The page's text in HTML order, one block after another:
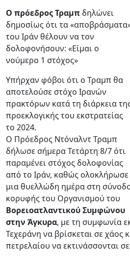
Ο πρόεδρος Τραμπδηλώνει
δημοσίως ότι τα
του Ιράν θέλουν να τον
δολοφονήσουν: «Είμαι ο
νούμερο 1 στόχος»
Υπήρχαν φόβοι ότι ο Τραμπ θα
αποτελούσε στόχο Ιρανών
πρακτόρων κατά τη διάρκεια
προεκλογικής του εκστρατείας
το 2024.
Ο Πρόεδρος Ντόναλντ Τραμπ
δήλωσε σήμερα Τετάρτη 8/7 ότι
παραμένει στόχος δολοφονίας
από το Ιράν, καθώς ολοκλήρωσε
μια θυελλώδη ημέρα στη
κορυφής του Οργανισμού του
Βορειοατλαντικού Συμφώνου
στην Άγκυρα, με τη συμφωνία
Τεχεράνη να βρίσκεται σε χάος
πετρελαίου να εκτινάσσονται